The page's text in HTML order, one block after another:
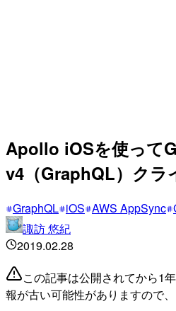
Apollo iOSを使って
v4（GraphQL）クラ
GraphQL iOS AWS AppSync
諏訪 悠紀
2019.02.28
この記事は公開されてから1
報が古い可能性がありますので、